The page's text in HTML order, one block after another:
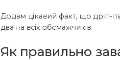
Додам цікавий факт, що дріп-
два на всіх обсмажчиків.
Як правильно